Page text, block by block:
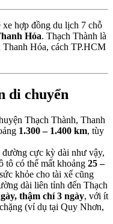
hợp đồng du lịch 7 chỗ
Hóa. Thạch Thành là
Hóa, cách TP.HCM
di chuyển
Thạch Thành, Thanh
1.300 – 1.400 km, tùy
cực kỳ dài như vậy,
tô có thể mất khoảng 25 –
khỏe cho tài xế cũng
dài liên tỉnh đến Thạch
thậm chí 3 ngày, với ít
(ví dụ tại Quy Nhơn,